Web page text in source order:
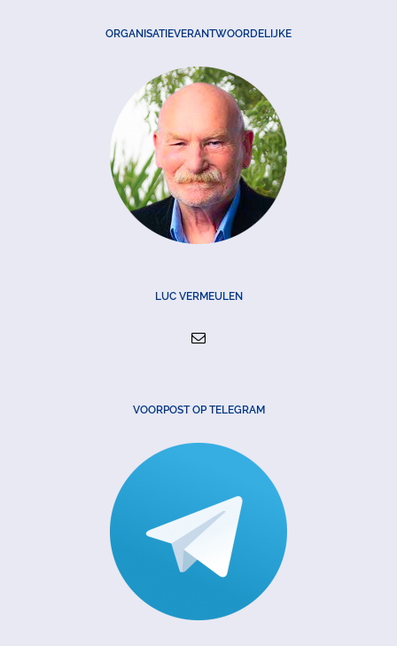
ORGANISATIEVERANTWOORDELIJKE
LUC VERMEULEN
VOORPOST OP TELEGRAM